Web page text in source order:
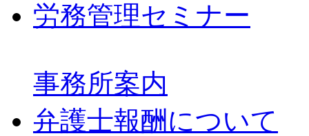
労務管理セミナー
事務所案内
弁護士報酬について